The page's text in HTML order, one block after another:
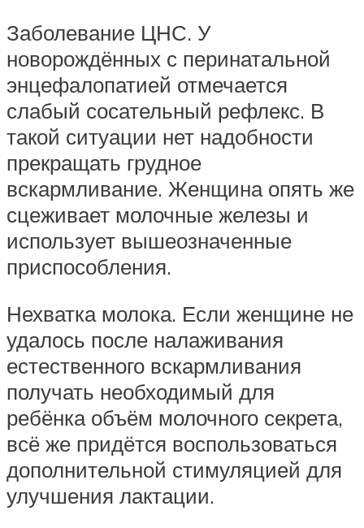
Заболевание ЦНС. У
новорождённых с перинатальной
энцефалопатией отмечается
слабый сосательный рефлекс. В
такой ситуации нет надобности
прекращать грудное
вскармливание. Женщина опять же
сцеживает молочные железы и
использует вышеозначенные
приспособления.
Нехватка молока. Если женщине не
удалось после налаживания
естественного вскармливания
получать необходимый для
ребёнка объём молочного секрета,
всё же придётся воспользоваться
дополнительной стимуляцией для
улучшения лактации.